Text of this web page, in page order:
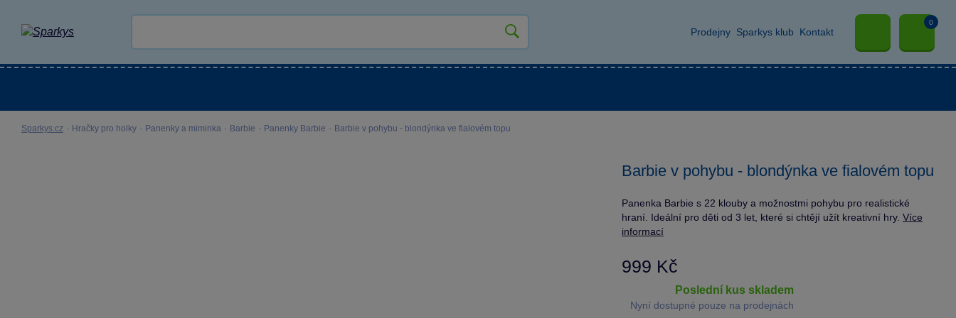
Prodejny Sparkys klub Kontakt
0
Sparkys.cz · Hračky pro holky · Panenky a miminka · Barbie · Panenky Barbie · Barbie v pohybu - blondýnka ve fialovém topu
Barbie v pohybu - blondýnka ve fialovém topu
Panenka Barbie s 22 klouby a možnostmi pohybu pro realistické
hraní. Ideální pro děti od 3 let, které si chtějí užít kreativní hry. Více
informací
999 Kč
poslední kus skladem
Nyní dostupné pouze na prodejnách